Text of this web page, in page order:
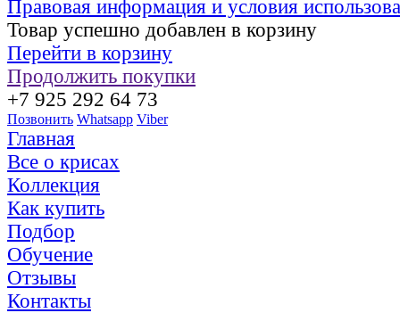
Правовая информация и условия
Товар успешно добавлен в корзину
Перейти в корзину
Продолжить покупки
+7 925 292 64 73
Позвонить Whatsapp Viber
Главная
Все о крисах
Коллекция
Как купить
Подбор
Обучение
Отзывы
Контакты